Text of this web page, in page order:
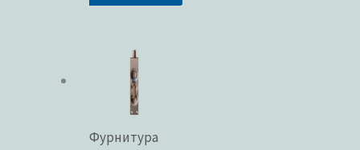
Фурнитура